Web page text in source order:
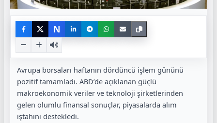
N
Avrupa borsaları haftanın dördüncü işlem gününü
pozitif tamamladı. ABD’de açıklanan güçlü
makroekonomik veriler ve teknoloji şirketlerinden
gelen olumlu finansal sonuçlar, piyasalarda alım
iştahını destekledi.